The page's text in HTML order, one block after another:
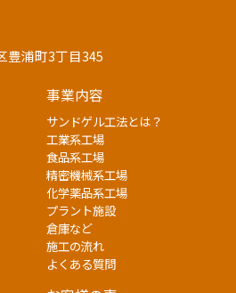
豊浦町3丁目345
事業内容
サンドゲル工法とは？
工業系工場
食品系工場
精密機械系工場
化学薬品系工場
プラント施設
倉庫など
施工の流れ
よくある質問